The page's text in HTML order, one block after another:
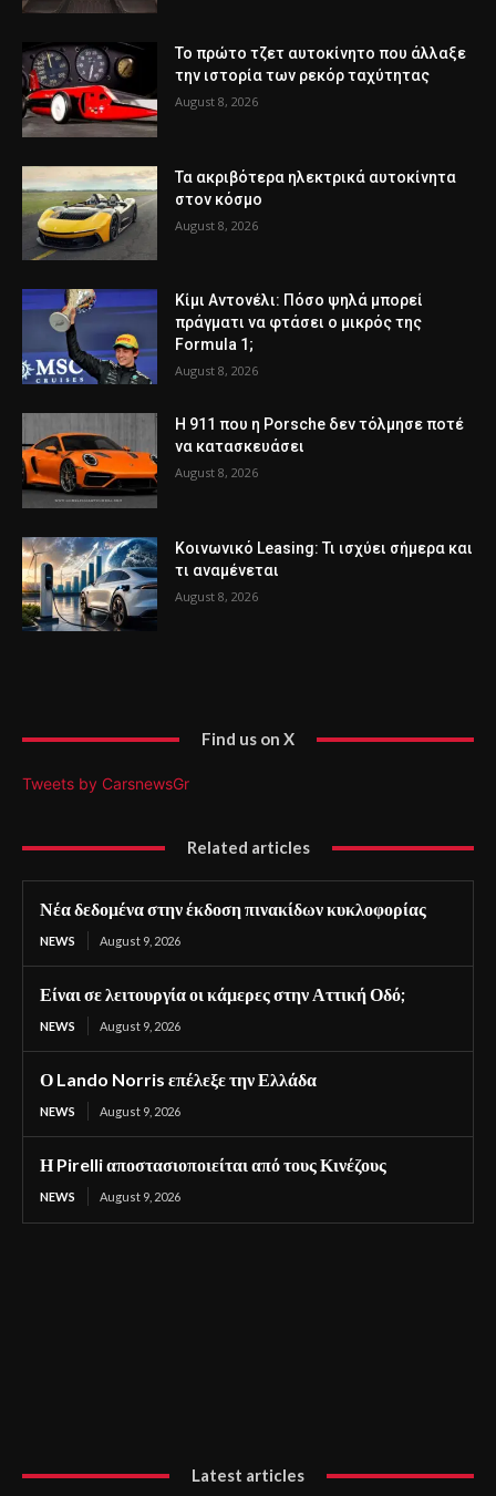
Το πρώτο τζετ αυτοκίνητο που άλλαξε
την ιστορία των ρεκόρ ταχύτητας
August 8, 2026
Τα ακριβότερα ηλεκτρικά αυτοκίνητα
στον κόσμο
August 8, 2026
Κίμι Αντονέλι: Πόσο ψηλά μπορεί
πράγματι να φτάσει ο μικρός της
Formula 1;
August 8, 2026
Η 911 που η Porsche δεν τόλμησε ποτέ
να κατασκευάσει
August 8, 2026
Κοινωνικό Leasing: Τι ισχύει σήμερα και
τι αναμένεται
August 8, 2026
Find us on X
Tweets by CarsnewsGr
Related articles
Νέα δεδομένα στην έκδοση πινακίδων κυκλοφορίας
NEWS August 9, 2026
Είναι σε λειτουργία οι κάμερες στην Αττική Οδό;
NEWS August 9, 2026
Ο Lando Norris επέλεξε την Ελλάδα
NEWS August 9, 2026
Η Pirelli αποστασιοποιείται από τους Κινέζους
NEWS August 9, 2026
Latest articles